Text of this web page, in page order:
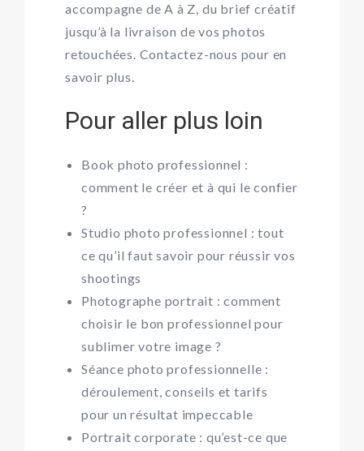
accompagne de A à Z, du brief créatif
jusqu’à la livraison de vos photos
retouchées. Contactez-nous pour en
savoir plus.
Pour aller plus loin
Book photo professionnel :
comment le créer et à qui le confier
?
Studio photo professionnel : tout
ce qu’il faut savoir pour réussir vos
shootings
Photographe portrait : comment
choisir le bon professionnel pour
sublimer votre image ?
Séance photo professionnelle :
déroulement, conseils et tarifs
pour un résultat impeccable
Portrait corporate : qu’est-ce que